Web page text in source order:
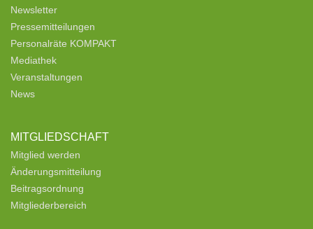
Newsletter
Pressemitteilungen
Personalräte KOMPAKT
Mediathek
Veranstaltungen
News
MITGLIEDSCHAFT
Mitglied werden
Änderungsmitteilung
Beitragsordnung
Mitgliederbereich